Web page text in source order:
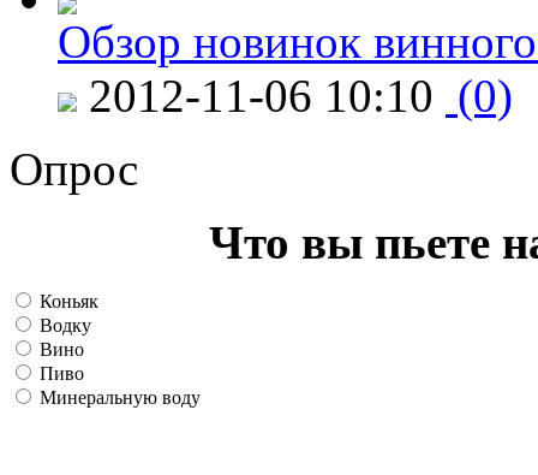
Обзор новинок
2012-11-06 10:10 (0)
Опрос
Что вы пьете
Коньяк
Водку
Вино
Пиво
Минеральную воду